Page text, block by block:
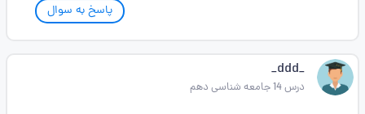
پاسخ به سوال
_ddd_
درس 14 جامعه شناسی دهم